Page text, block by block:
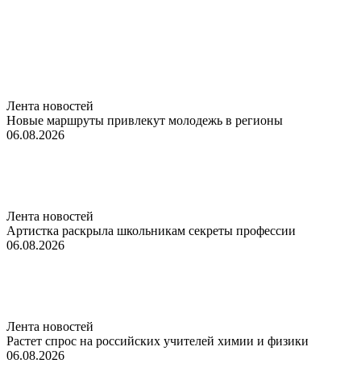
Лента новостей
Новые маршруты привлекут молодежь в регионы
06.08.2026
Лента новостей
Артистка раскрыла школьникам секреты профессии
06.08.2026
Лента новостей
Растет спрос на российских учителей химии и физики
06.08.2026